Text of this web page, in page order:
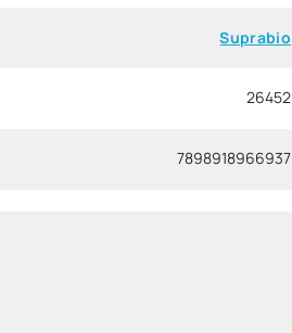
Suprabio
26452
7898918966937